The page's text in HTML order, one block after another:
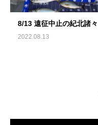
8/13 遠征中止の紀北諸々
2022.08.13